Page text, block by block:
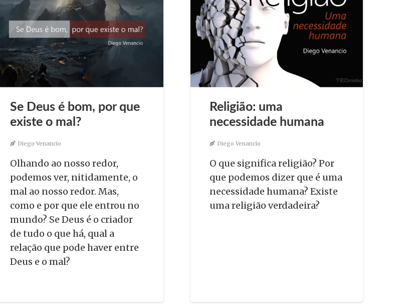
Se Deus é bom, por que
existe o mal?
Diego Venancio
Olhando ao nosso redor,
podemos ver, nitidamente, o
mal ao nosso redor. Mas,
como e por que ele entrou no
mundo? Se Deus é o criador
de tudo o que há, qual a
relação que pode haver entre
Deus e o mal?
Religião: uma
necessidade humana
Diego Venancio
O que significa religião? Por
que podemos dizer que é uma
necessidade humana? Existe
uma religião verdadeira?